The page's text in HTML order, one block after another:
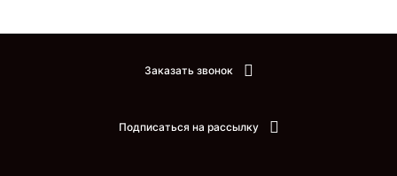
Заказать звонок
Подписаться на рассылку